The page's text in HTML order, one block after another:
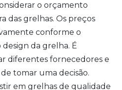
o orçamento
das grelhas. Os preços
conforme o
da grelha. É
diferentes fornecedores e
tomar uma decisão.
em grelhas de qualidade